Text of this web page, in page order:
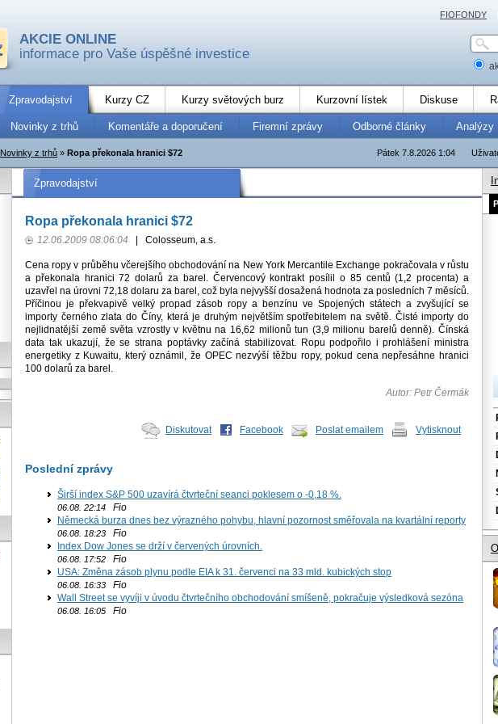
AKCIE ONLINE
informace pro Vaše úspěšné investice
Zpravodajství Kurzy CZ Kurzy světových burz Kurzovní lístek Diskuse
Novinky z trhů Komentáře a doporučení Firemní zprávy Odborné články Analýzy
Pátek 7.8.2026 1:04
Novinky z trhů » Ropa překonala hranici $72
Zpravodajství
Ropa překonala hranici $72
12.06.2009 08:06:04 Colosseum, a.s.
Cena ropy v průběhu včerejšího obchodování na New York Mercantile Exchange pokračovala v růstu
a překonala hranici 72 dolarů za barel. Červencový kontrakt posílil o 85 centů (1,2 procenta) a
uzavřel na úrovni 72,18 dolaru za barel, což byla nejvyšší dosažená hodnota za posledních 7 měsíců.
Příčinou je překvapivě velký propad zásob ropy a benzínu ve Spojených státech a zvyšující se
importy černého zlata do Číny, která je druhým největším spotřebitelem na světě. Čisté importy do
nejlidnatější země světa vzrostly v květnu na 16,62 milionů tun (3,9 milionu barelů denně). Čínská
data tak ukazují, že se strana poptávky začíná stabilizovat. Ropu podpořilo i prohlášení ministra
energetiky z Kuwaitu, který oznámil, že OPEC nezvýší těžbu ropy, pokud cena nepřesáhne hranici
100 dolarů za barel.
Autor: Petr Čermák
Diskutovat Facebook Poslat emailem Vytisknout
Poslední zprávy
Širší index S&P 500 uzavírá čtvrteční seanci poklesem o -0,18 %.
06.08. 22:14 Fio
Německá burza dnes bez výrazného pohybu, hlavní pozornost směřovala na kvartální reporty
06.08. 18:23 Fio
Index Dow Jones se drží v červených úrovních.
06.08. 17:52 Fio
USA: Změna zásob plynu podle EIA k 31. červenci na 33 mld. kubických stop
06.08. 16:33 Fio
Wall Street se vyvíji v úvodu čtvrtečního obchodování smíšeně, pokračuje výsledková sezóna
06.08. 16:05 Fio
FIOFONDY